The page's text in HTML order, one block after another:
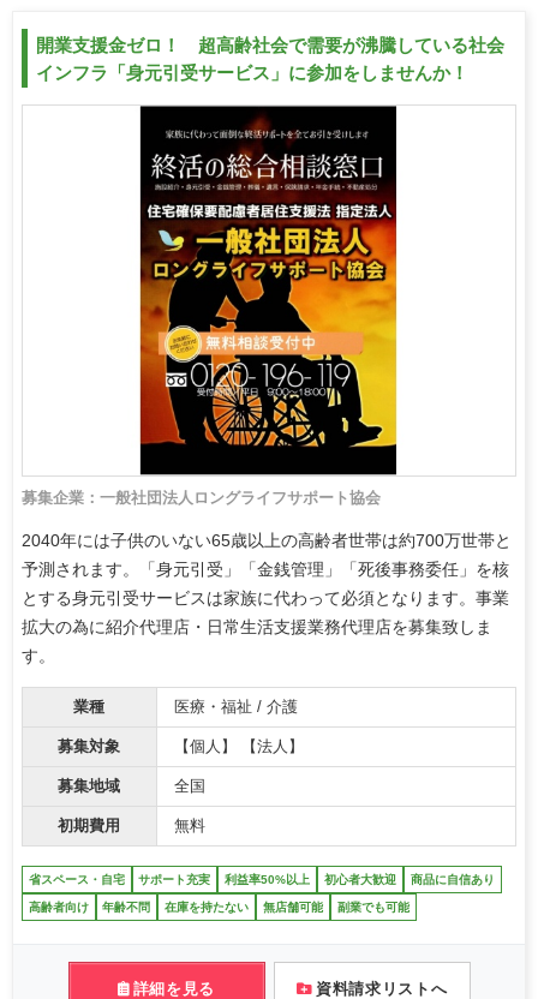
開業支援金ゼロ！ 超高齢社会で需要が沸騰している社会
インフラ「身元引受サービス」に参加をしませんか！
募集企業：一般社団法人ロングライフサポート協会
2040年には子供のいない65歳以上の高齢者世帯は約700万世帯と
予測されます。「身元引受」「金銭管理」「死後事務委任」を核
とする身元引受サービスは家族に代わって必須となります。事業
拡大の為に紹介代理店・日常生活支援業務代理店を募集致しま
す。
業種 医療・福祉 / 介護
募集対象 【個人】 【法人】
募集地域 全国
初期費用 無料
省スペース・自宅 サポート充実 利益率50%以上 初心者大歓迎 商品に自信あり
高齢者向け 年齢不問 在庫を持たない 無店舗可能 副業でも可能
詳細を見る 資料請求リストへ